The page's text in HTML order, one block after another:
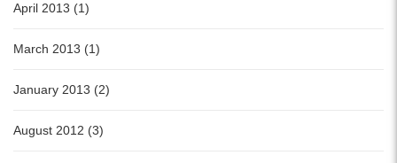
April 2013 (1)
March 2013 (1)
January 2013 (2)
August 2012 (3)